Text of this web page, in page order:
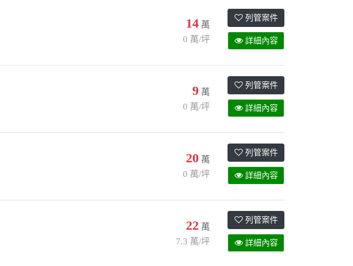
14 萬
0 萬/坪
列管案件
詳細內容
9 萬
0 萬/坪
列管案件
詳細內容
20 萬
0 萬/坪
列管案件
詳細內容
22 萬
7.3 萬/坪
列管案件
詳細內容